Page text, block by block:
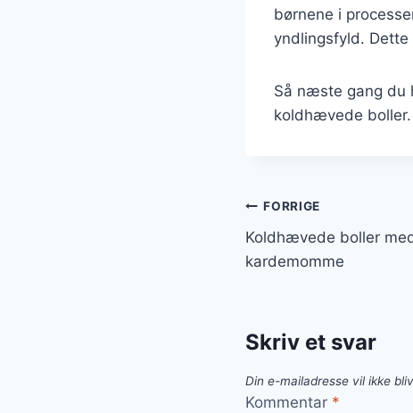
børnene i
yndlingsfyld.
Så næste gang du
koldhævede
FORRIGE
Koldhævede boller
kardemomme
Skriv et svar
Din e-mailadresse vil ikke
Kommentar *